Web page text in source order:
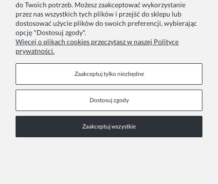
do Twoich potrzeb. Możesz zaakceptować wykorzystanie
przez nas wszystkich tych plików i przejść do sklepu lub
dostosować użycie plików do swoich preferencji, wybierając
opcję "Dostosuj zgody".
Więcej o plikach cookies przeczytasz w naszej Polityce
prywatności.
Zaakceptuj tylko niezbędne
Dostosuj zgody
Zaakceptuj wszystkie